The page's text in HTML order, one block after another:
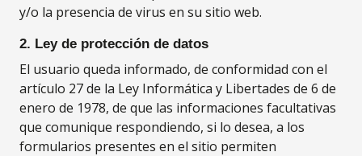
y/o la presencia de virus en su sitio web.
2. Ley de protección de datos
El usuario queda informado, de conformidad con el
artículo 27 de la Ley Informática y Libertades de 6 de
enero de 1978, de que las informaciones facultativas
que comunique respondiendo, si lo desea, a los
formularios presentes en el sitio permiten